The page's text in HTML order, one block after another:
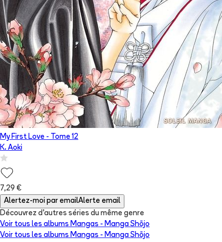
My First Love - Tome 12
K. Aoki
7,29 €
Alertez-moi par emailAlerte email
Découvrez d'autres séries du même genre
Voir tous les albums Mangas - Manga Shōjo
Voir tous les albums Mangas - Manga Shōjo